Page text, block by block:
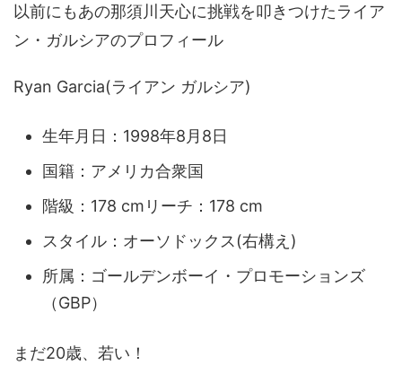
以前にもあの那須川天心に挑戦を叩きつけたライア
ン・ガルシアのプロフィール
Ryan Garcia(ライアン ガルシア)
生年月日：1998年8月8日
国籍：アメリカ合衆国
階級：178 cmリーチ：178 cm
スタイル：オーソドックス(右構え)
所属：ゴールデンボーイ・プロモーションズ
（GBP）
まだ20歳、若い！